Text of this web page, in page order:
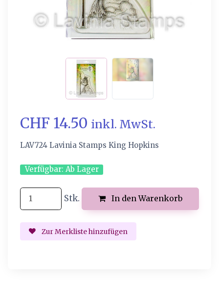
CHF 14.50 inkl. MwSt.
LAV724 Lavinia Stamps King Hopkins
Verfügbar: Ab Lager
Stk. In den Warenkorb
Zur Merkliste hinzufügen